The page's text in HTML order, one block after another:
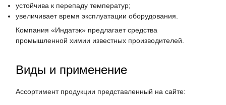
устойчива к перепаду температур;
увеличивает время эксплуатации оборудования.
Компания «Индатэк» предлагает средства
промышленной химии известных производителей.
Виды и применение
Ассортимент продукции представленный на сайте: